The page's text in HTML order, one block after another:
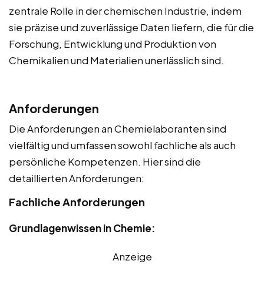
zentrale Rolle in der chemischen Industrie, indem
sie präzise und zuverlässige Daten liefern, die für die
Forschung, Entwicklung und Produktion von
Chemikalien und Materialien unerlässlich sind.
Anforderungen
Die Anforderungen an Chemielaboranten sind
vielfältig und umfassen sowohl fachliche als auch
persönliche Kompetenzen. Hier sind die
detaillierten Anforderungen:
Fachliche Anforderungen
Grundlagenwissen in Chemie:
Anzeige